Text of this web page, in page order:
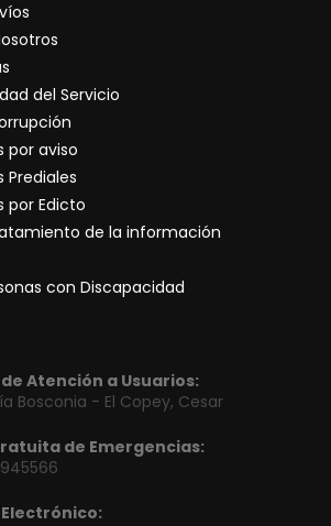
del Servicio
por aviso
por Edicto
de la información
con Discapacidad
Atención a Usuarios:
Bosconia - El Copey, Cesar
de Emergencias: